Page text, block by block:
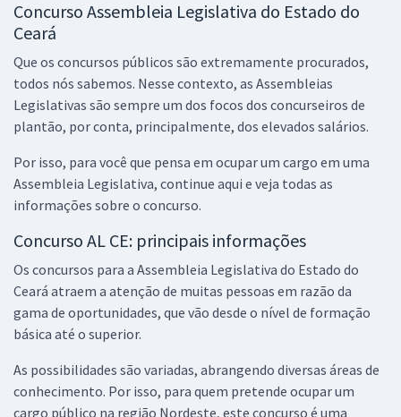
Economize R$ 119,98 (-20%)
ALECE - Assembleia Legislativa do Estado do Ceará - Conhecimentos
R$ 383,04à vista
ou 12x deR$ 31,92
Economize R$ 95,76 (-20%)
Comprar
ALECE - Assembleia Legislativa do Estado do Ceará - Analista
Legislativo - Cargo 01: Análise de Dados (Pós-Edital)
R$ 391,04à vista
ou 12x deR$32,59
Concurso Assembleia Legislativa do Estado do
Ceará
Que os concursos públicos são extremamente procurados,
todos nós sabemos. Nesse contexto, as Assembleias
Legislativas são sempre um dos focos dos concurseiros de
plantão, por conta, principalmente, dos elevados salários.
Por isso, para você que pensa em ocupar um cargo em uma
Assembleia Legislativa, continue aqui e veja todas as
informações sobre o concurso.
Concurso AL CE: principais informações
Os concursos para a Assembleia Legislativa do Estado do
Ceará atraem a atenção de muitas pessoas em razão da
gama de oportunidades, que vão desde o nível de formação
básica até o superior.
As possibilidades são variadas, abrangendo diversas áreas de
conhecimento. Por isso, para quem pretende ocupar um
cargo público na região Nordeste, este concurso é uma